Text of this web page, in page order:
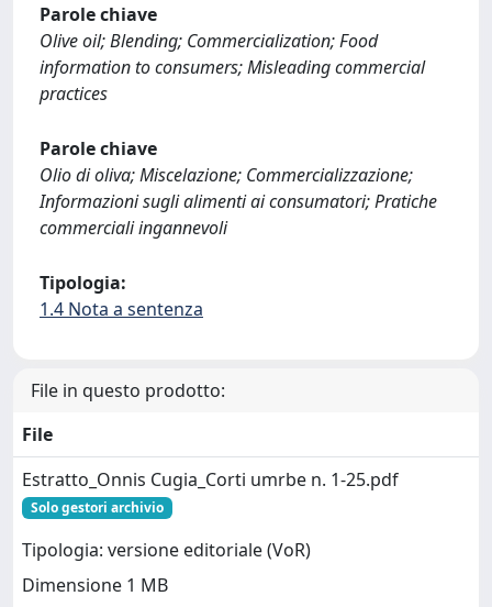
Parole chiave
Olive oil; Blending; Commercialization; Food
information to consumers; Misleading commercial
practices
Parole chiave
Olio di oliva; Miscelazione; Commercializzazione;
Informazioni sugli alimenti ai consumatori; Pratiche
commerciali ingannevoli
Tipologia:
1.4 Nota a sentenza
File in questo prodotto:
File
Estratto_Onnis Cugia_Corti umrbe n. 1-25.pdf
Solo gestori archivio
Tipologia: versione editoriale (VoR)
Dimensione 1 MB